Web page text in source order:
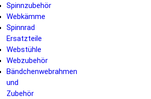
Spinnzubehör
Webkämme
Spinnrad
Ersatzteile
Webstühle
Webzubehör
Bändchenwebrahmen
und
Zubehör